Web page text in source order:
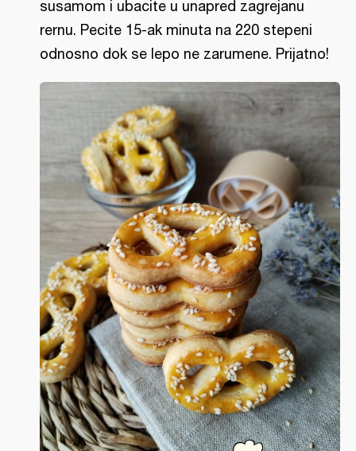
susamom i ubacite u unapred zagrejanu
rernu. Pecite 15-ak minuta na 220 stepeni
odnosno dok se lepo ne zarumene. Prijatno!